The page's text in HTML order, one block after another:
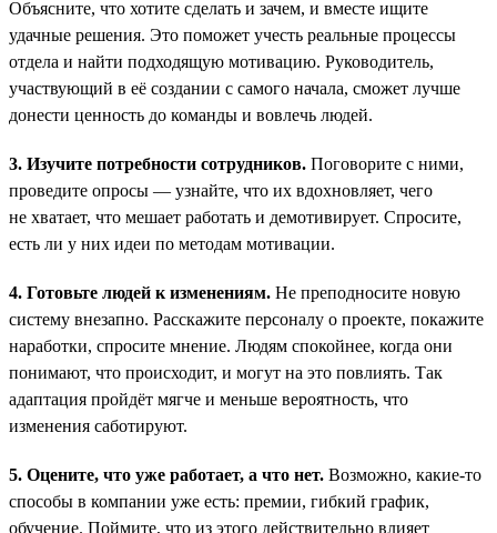
Объясните, что хотите сделать и зачем, и вместе ищите
удачные решения. Это поможет учесть реальные процессы
отдела и найти подходящую мотивацию. Руководитель,
участвующий в её создании с самого начала, сможет лучше
донести ценность до команды и вовлечь людей.
3. Изучите потребности сотрудников. Поговорите с ними,
проведите опросы — узнайте, что их вдохновляет, чего
не хватает, что мешает работать и демотивирует. Спросите,
есть ли у них идеи по методам мотивации.
4. Готовьте людей к изменениям. Не преподносите новую
систему внезапно. Расскажите персоналу о проекте, покажите
наработки, спросите мнение. Людям спокойнее, когда они
понимают, что происходит, и могут на это повлиять. Так
адаптация пройдёт мягче и меньше вероятность, что
изменения саботируют.
5. Оцените, что уже работает, а что нет. Возможно, какие-то
способы в компании уже есть: премии, гибкий график,
обучение. Поймите, что из этого действительно влияет